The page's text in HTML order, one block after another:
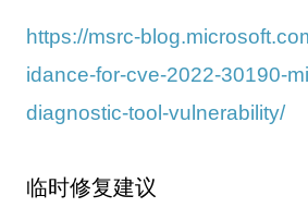
https://msrc-
idance-for-cve-2022-30190-
diagnostic-tool-vulnerability/
临时修复建议